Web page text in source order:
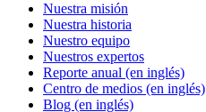
Nuestra misión
Nuestra historia
Nuestro equipo
Nuestros expertos
Reporte anual (en inglés)
Centro de medios (en inglés)
Blog (en inglés)